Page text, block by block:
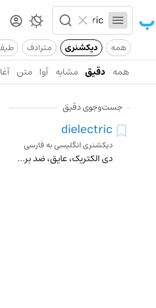
همه دیکشنری مترادف
همه دقیق مشابه آوا متن
جست‌وجوی دقیق
dielectric
دیکشنری انگلیسی به فارسی
دی الکتریک، عایق، ضد برق، برق بند